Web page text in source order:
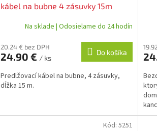
kábel na bubne 4 zásuvky 15m
Na sklade | Odosielame do 24 hodín
20.24 € bez DPH
24.90 € / ks
Do košíka
Predlžovací kábel na bubne, 4 zásuvky,
dĺžka 15 m.
že
Kód: 5251